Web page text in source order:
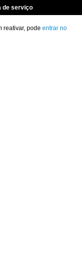
de serviço
reativar, pode entrar no